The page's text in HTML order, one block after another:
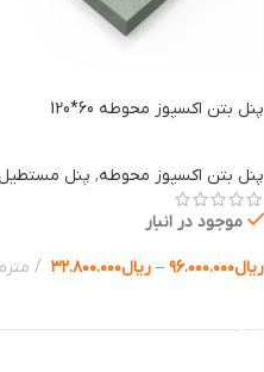
پنل بتن اکسپوز محوطه 60*120
پنل بتن اکسپوز محوطه, پنل مستطیل
موجود در انبار
ریال۹۶.۰۰۰.۰۰۰ – ریال۳۲.۸۰۰.۰۰۰